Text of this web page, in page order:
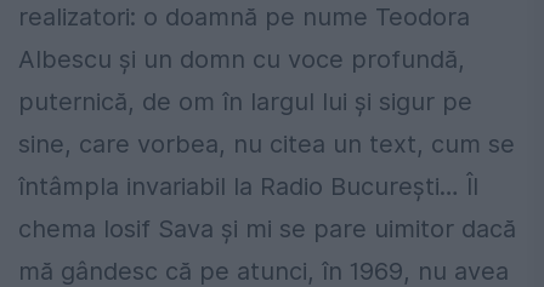
realizatori: o doamnă pe nume Teodora
Albescu şi un domn cu voce profundă,
puternică, de om în largul lui şi sigur pe
sine, care vorbea, nu citea un text, cum se
întâmpla invariabil la Radio Bucureşti… Îl
chema Iosif Sava şi mi se pare uimitor dacă
mă gândesc că pe atunci, în 1969, nu avea